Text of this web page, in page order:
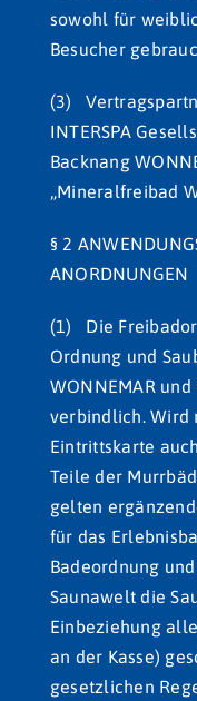
sowohl für
Besucher
(3)
INTERSPA
Backnang
„Mineralfreibad
§ 2
ANORDNUNGEN
(1) Die
Ordnung und
WONNEMAR
verbindlich. Wird
Eintrittskarte
Teile der
gelten
für das
Badeordnung
Saunawelt die
Einbeziehung
an der Kasse)
gesetzlichen